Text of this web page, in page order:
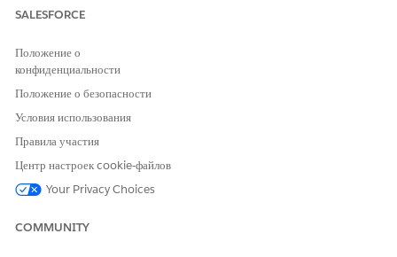
В параметрах управления объектами для организаций
Выберите макет для страницы организации пациента, где
нужно отобразить медицинские наблюдения.
На палитре выберите «
«Связанные списки» и нажмите «
перезаписать настройки связанного списка пользователей,
нажмите«Да».
Сохраните изменения.
SALESFORCE
Положение о
конфиденциальности
Положение о безопасности
Условия использования
Правила участия
Центр настроек cookie-файлов
Your Privacy Choices
COMMUNITY